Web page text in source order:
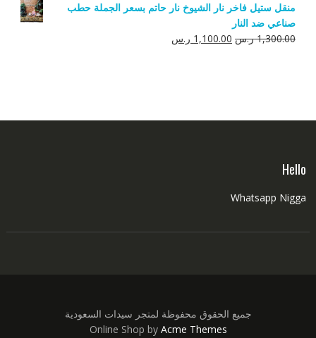
هو:
550.00 ر.س.
هو:
منقل ستيل فاخر نار الشيوخ نار حاتم بسعر الجملة حطب
صناعي ضد النار
1,300.00 ر.س السعر
1,100.00 ر.سالسعر
Hello
Whatsapp Nigga
جميع الحقوق محفوظة لمتجر سيدات السعودية
Online Shop by Acme Themes